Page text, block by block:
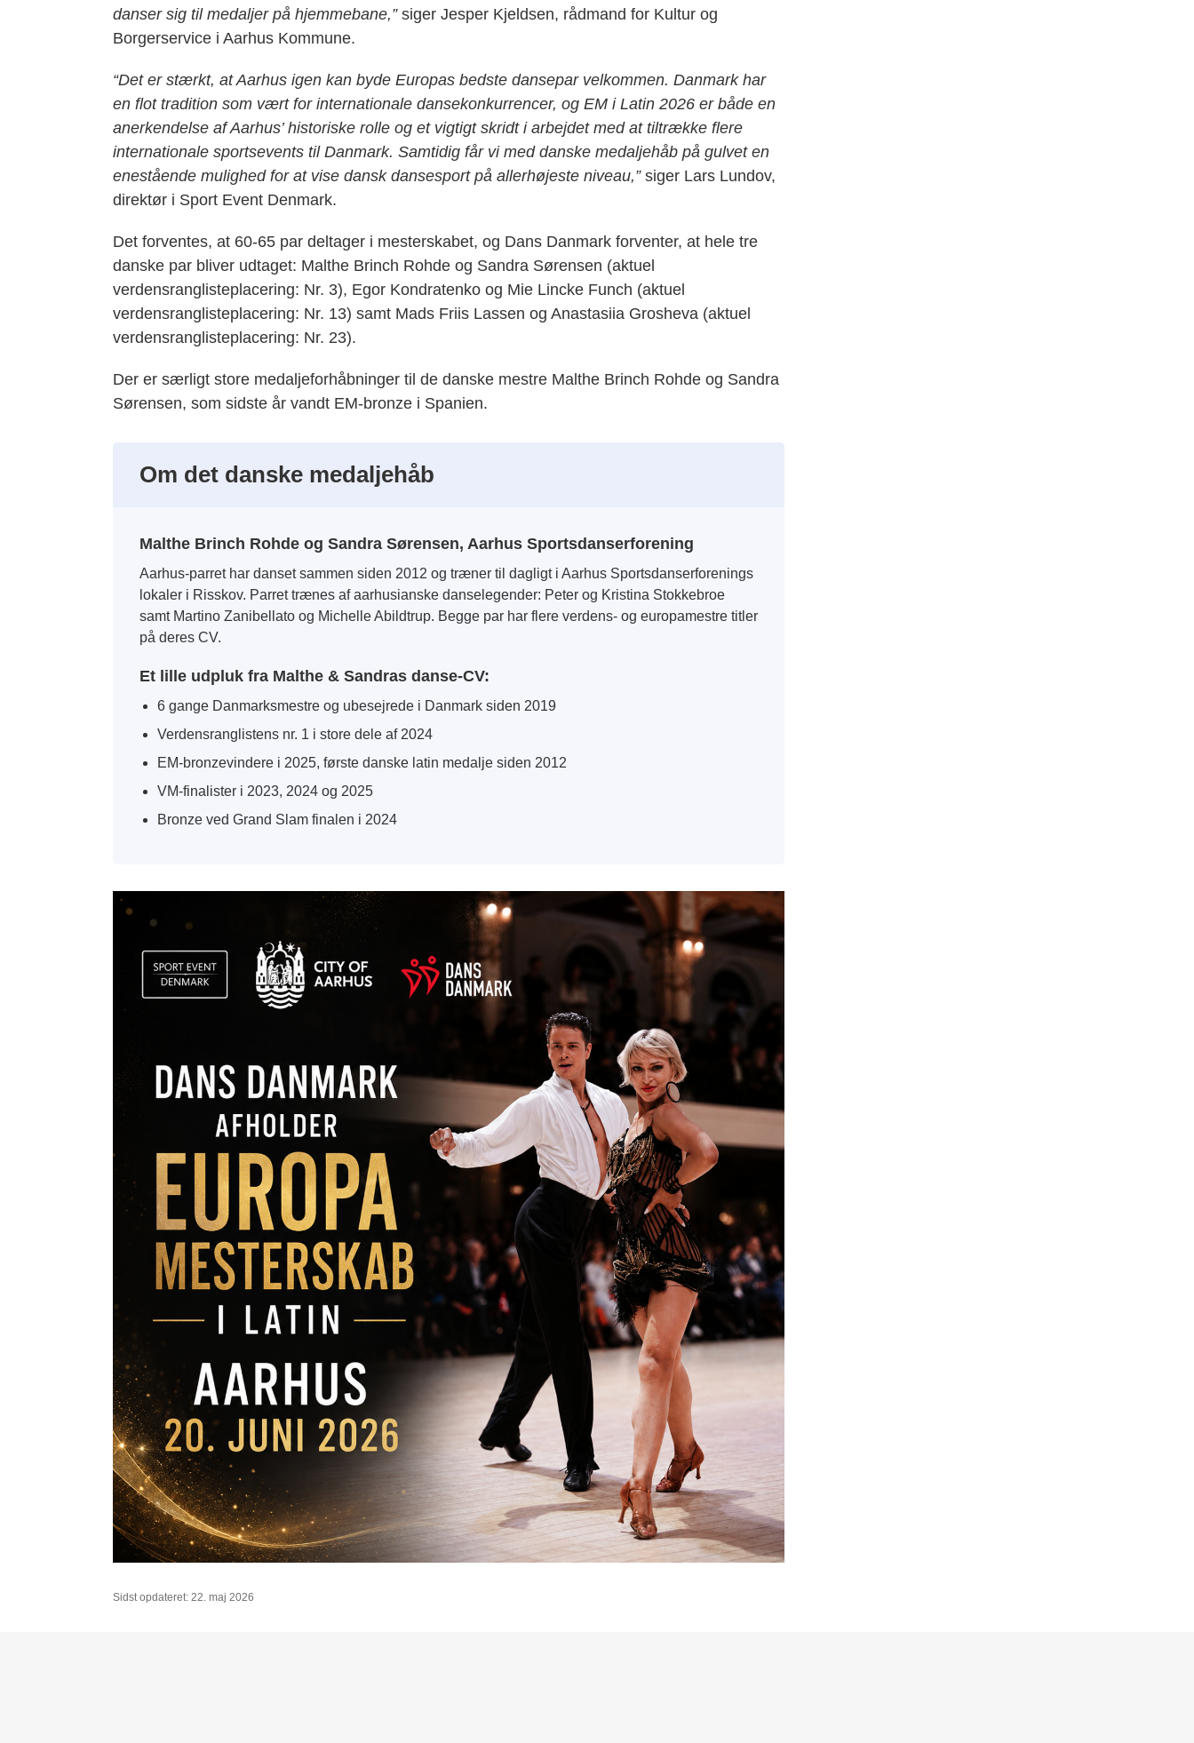
danser sig til medaljer på hjemmebane,”siger Jesper Kjeldsen, rådmand for Kultur og
Borgerservice i Aarhus Kommune.
“Det er stærkt, at Aarhus igen kan byde Europas bedste dansepar velkommen. Danmark har
en flot tradition som vært for internationale dansekonkurrencer, og EM i Latin 2026 er både en
anerkendelse af Aarhus’ historiske rolle og et vigtigt skridt i arbejdet med at tiltrække flere
internationale sportsevents til Danmark. Samtidig får vi med danske medaljehåb på gulvet en
enestående mulighed for at vise dansk dansesport på allerhøjeste niveau,”siger Lars Lundov,
direktør i Sport Event Denmark.
Det forventes, at 60-65 par deltager i mesterskabet, og Dans Danmark forventer, at hele tre
danske par bliver udtaget: Malthe Brinch Rohde og Sandra Sørensen (aktuel
verdensranglisteplacering: Nr. 3), Egor Kondratenko og Mie Lincke Funch (aktuel
verdensranglisteplacering: Nr. 13) samt Mads Friis Lassen og Anastasiia Grosheva (aktuel
verdensranglisteplacering: Nr. 23).
Der er særligt store medaljeforhåbninger til de danske mestre Malthe Brinch Rohde og Sandra
Sørensen, som sidste år vandt EM-bronze i Spanien.
Om det danske medaljehåb
Malthe Brinch Rohde og Sandra Sørensen, Aarhus Sportsdanserforening
Aarhus-parret har danset sammen siden 2012 og træner til dagligt i Aarhus Sportsdanserforenings
lokaler i Risskov. Parret trænes af aarhusianske danselegender: Peter og Kristina Stokkebroe
samt Martino Zanibellato og Michelle Abildtrup. Begge par har flere verdens- og europamestre titler
på deres CV.
Et lille udpluk fra Malthe & Sandras danse-CV:
6 gange Danmarksmestre og ubesejrede i Danmark siden 2019
Verdensranglistens nr. 1 i store dele af 2024
EM-bronzevindere i 2025, første danske latin medalje siden 2012
VM-finalister i 2023, 2024 og 2025
Bronze ved Grand Slam finalen i 2024
Sidst opdateret: 22. maj 2026